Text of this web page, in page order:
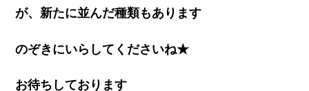
が、新たに並んだ種類もあります
のぞきにいらしてくださいね★
お待ちしております